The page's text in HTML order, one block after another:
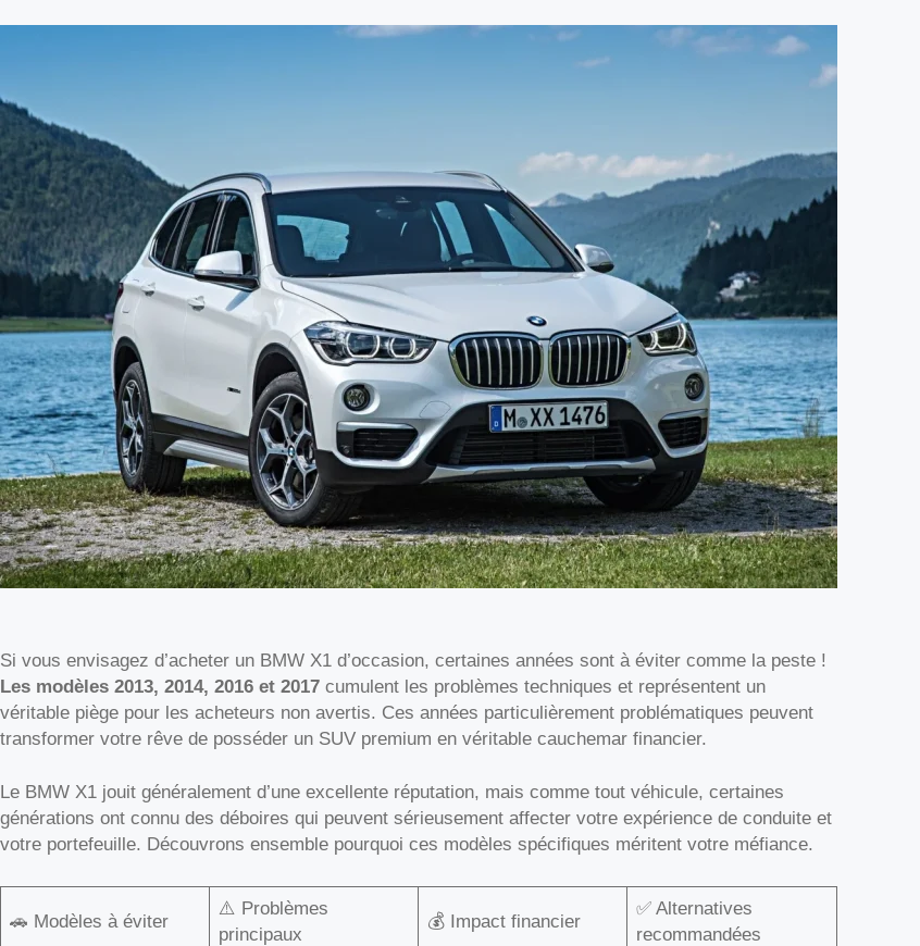
Si vous envisagez d’acheter un BMW X1 d’occasion, certaines années sont à éviter comme la peste !
Les modèles 2013, 2014, 2016 et 2017 cumulent les problèmes techniques et représentent un
véritable piège pour les acheteurs non avertis. Ces années particulièrement problématiques peuvent
transformer votre rêve de posséder un SUV premium en véritable cauchemar financier.
Le BMW X1 jouit généralement d’une excellente réputation, mais comme tout véhicule, certaines
générations ont connu des déboires qui peuvent sérieusement affecter votre expérience de conduite et
votre portefeuille. Découvrons ensemble pourquoi ces modèles spécifiques méritent votre méfiance.
🚗 Modèles à éviter
⚠️ Problèmes
principaux
💰 Impact financier
✅ Alternatives
recommandées